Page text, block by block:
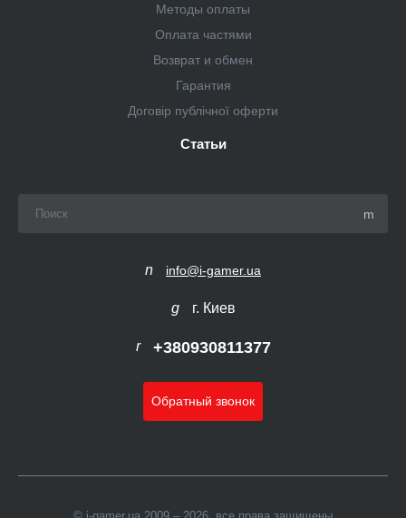
Методы оплаты
Оплата частями
Возврат и обмен
Гарантия
Договір публічної оферти
Статьи
info@i-gamer.ua
г. Киев
+380930811377
Обратный звонок